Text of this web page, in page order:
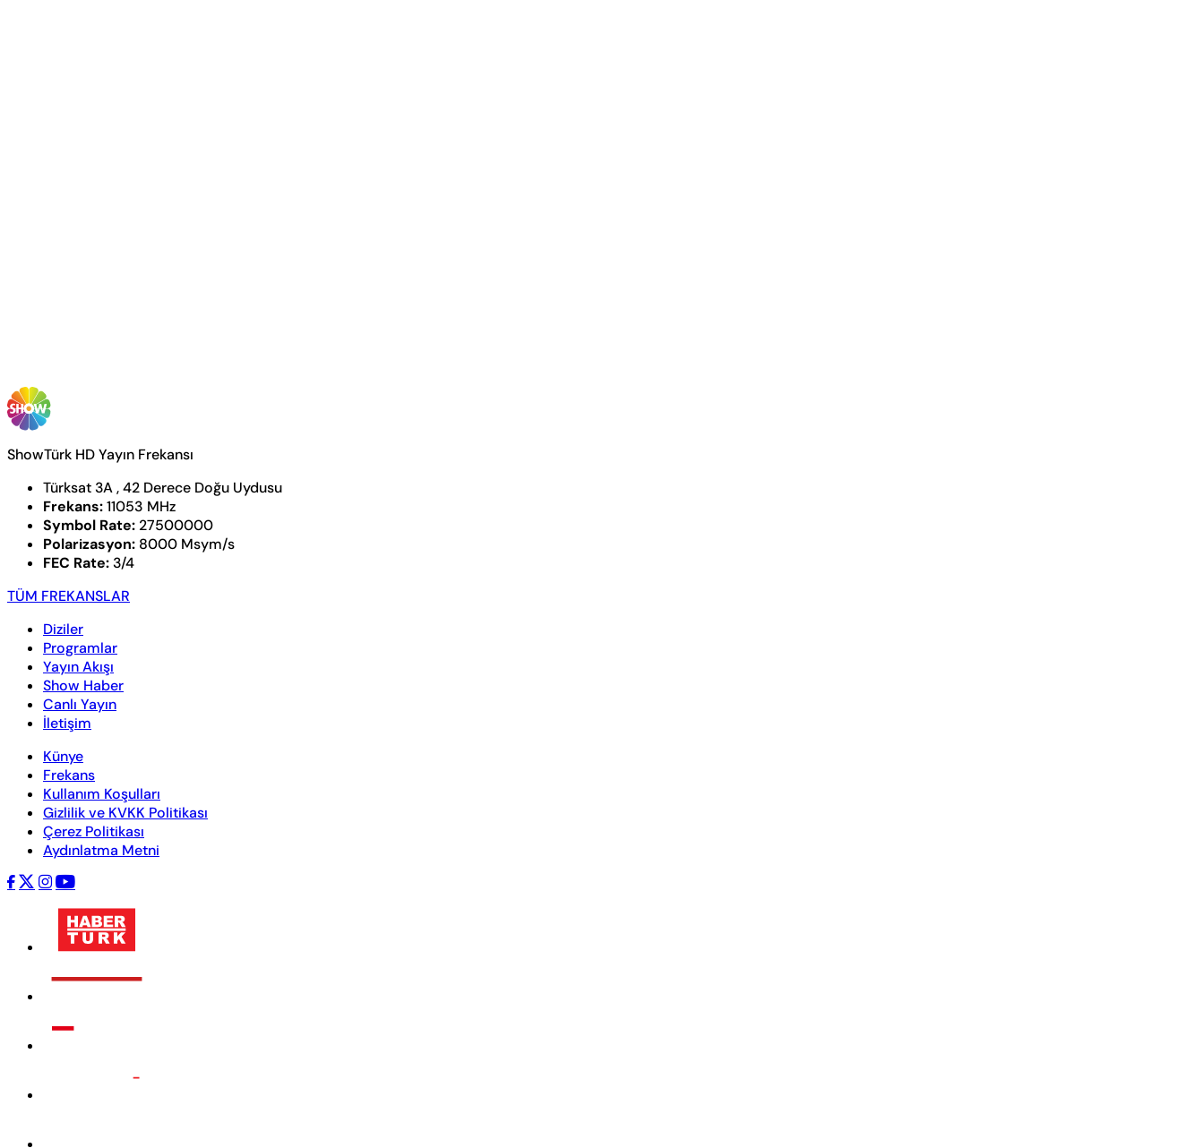
ShowTürk HD Yayın Frekansı
Türksat 3A , 42 Derece Doğu Uydusu
Frekans:11053 MHz
Symbol Rate: 27500000
Polarizasyon: 8000 Msym/s
FEC Rate: 3/4
TÜM FREKANSLAR
Diziler
Programlar
Yayın Akışı
Show Haber
Canlı Yayın
İletişim
Künye
Frekans
Kullanım Koşulları
Gizlilik ve KVKK Politikası
Çerez Politikası
Aydınlatma Metni